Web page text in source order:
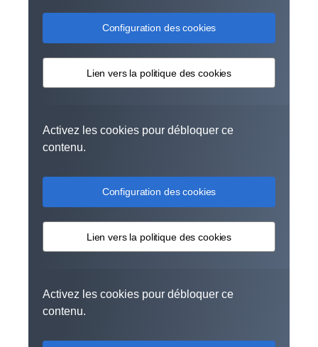
Configuration des cookies
Lien vers la politique des cookies
Activez les cookies pour débloquer ce
contenu.
Configuration des cookies
Lien vers la politique des cookies
Activez les cookies pour débloquer ce
contenu.